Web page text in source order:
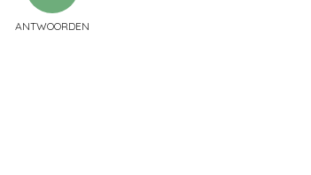
ANTWOORDEN